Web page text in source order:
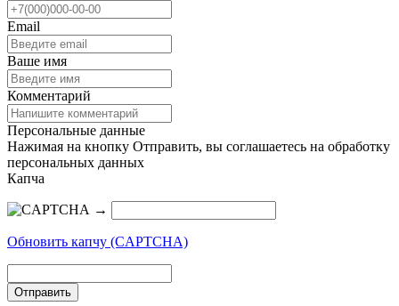
Email
Ваше имя
Комментарий
Персональные данные
Нажимая на кнопку Отправить, вы соглашаетесь на обработку
персональных данных
Капча
→
Обновить капчу (CAPTCHA)
Отправить